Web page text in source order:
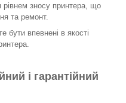
рівнем зносу принтера, що
та ремонт.
впевнені в якості
і гарантійний